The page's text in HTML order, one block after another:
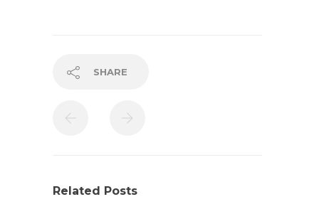
SHARE
Related Posts